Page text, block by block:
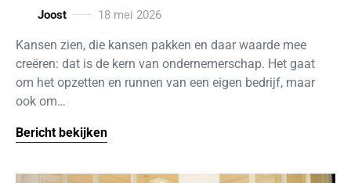
Joost 18 mei 2026
Kansen zien, die kansen pakken en daar waarde mee
creëren: dat is de kern van ondernemerschap. Het gaat
om het opzetten en runnen van een eigen bedrijf, maar
ook om…
Bericht bekijken